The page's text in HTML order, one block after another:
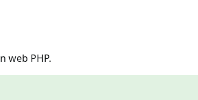
web PHP.